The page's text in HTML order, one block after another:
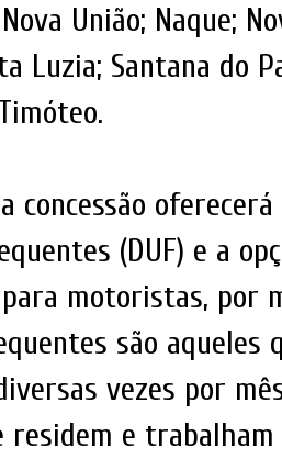
União; Naque;
Luzia; Santana do
concessão
(DUF) e a
motoristas, por
são aqueles
vezes por
residem e